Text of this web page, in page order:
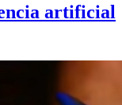
artificial